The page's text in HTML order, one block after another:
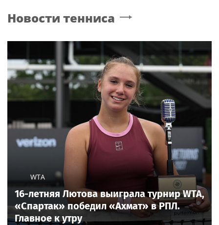
Новости тенниса
WTA
16-летняя Лютова выиграла турнир WTA,
«Спартак» победил «Ахмат» в РПЛ.
Главное к утру